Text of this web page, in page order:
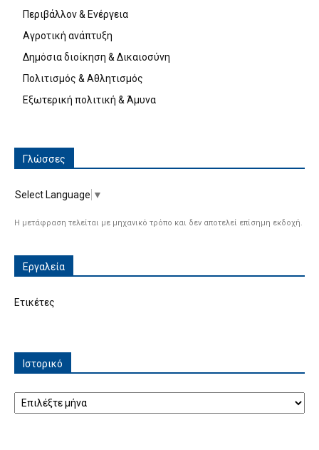
Περιβάλλον & Ενέργεια
Αγροτική ανάπτυξη
Δημόσια διοίκηση & Δικαιοσύνη
Πολιτισμός & Αθλητισμός
Εξωτερική πολιτική & Άμυνα
Γλώσσες
Select Language ▼
Η μετάφραση τελείται με μηχανικό τρόπο και δεν αποτελεί επίσημη εκδοχή.
Εργαλεία
Ετικέτες
Ιστορικό
Ιστορικό